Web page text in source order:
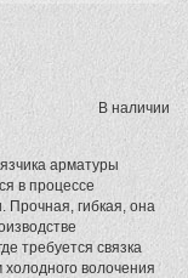
В наличии
арматуры
в процессе
Прочная, гибкая, она
требуется связка
волочения